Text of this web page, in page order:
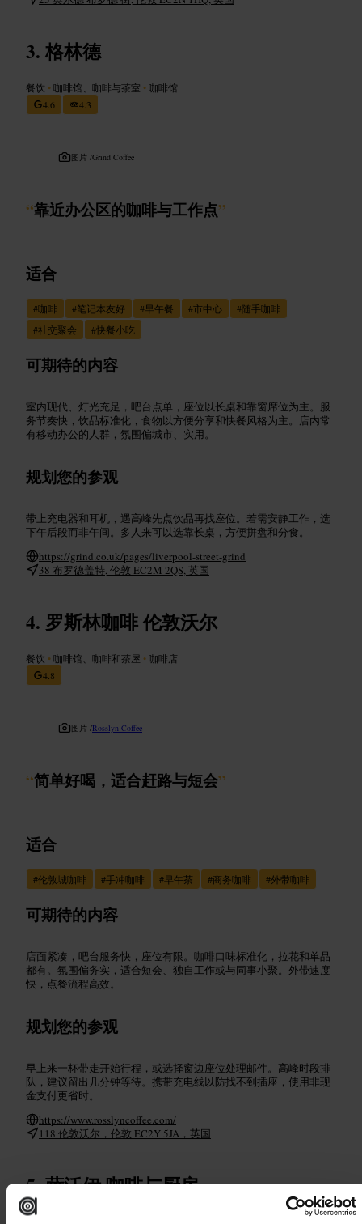
格林德
餐饮 •咖啡馆、咖啡与茶室 •咖啡馆
4.6
4.3
图片 /Grind Coffee
“靠近办公区的咖啡与工作点”
适合
#咖啡 #笔记本友好 #早午餐 #市中心 #随手咖啡
#社交聚会 #快餐小吃
可期待的内容
室内现代、灯光充足，吧台点单，座位以长桌和靠窗席位为主。服
务节奏快，饮品标准化，食物以方便分享和快餐风格为主。店内常
有移动办公的人群，氛围偏城市、实用。
规划您的参观
带上充电器和耳机，遇高峰先点饮品再找座位。若需安静工作，选
下午后段而非午间。多人来可以选靠长桌，方便拼盘和分食。
https://grind.co.uk/pages/liverpool-street-grind
38 布罗德盖特, 伦敦 EC2M 2QS, 英国
罗斯林咖啡 伦敦沃尔
餐饮 •咖啡馆、咖啡和茶屋 •咖啡店
4.8
图片 /Rosslyn Coffee
“简单好喝，适合赶路与短会”
适合
#伦敦城咖啡 #手冲咖啡 #早午茶 #商务咖啡 #外带咖啡
可期待的内容
店面紧凑，吧台服务快，座位有限。咖啡口味标准化，拉花和单品
都有。氛围偏务实，适合短会、独自工作或与同事小聚。外带速度
快，点餐流程高效。
规划您的参观
早上来一杯带走开始行程，或选择窗边座位处理邮件。高峰时段排
队，建议留出几分钟等待。携带充电线以防找不到插座，使用非现
金支付更省时。
https://www.rosslyncoffee.com/
118 伦敦沃尔，伦敦 EC2Y 5JA，英国
萨沃伊 咖啡与厨房